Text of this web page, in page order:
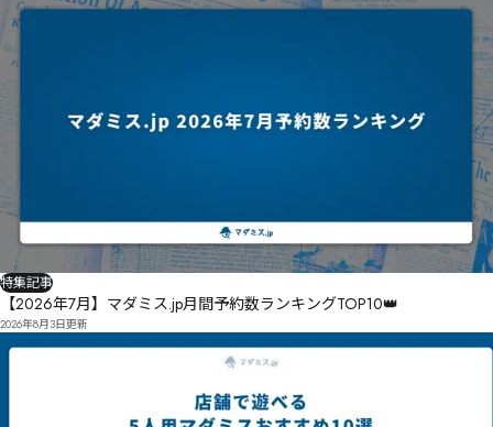
特集記事
【2026年7月】マダミス.jp月間予約数ランキングTOP10👑
2026年8月3日更新